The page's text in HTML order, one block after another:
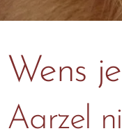
Wens
Aarzel